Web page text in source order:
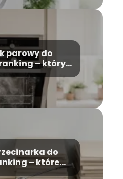
parowy do
– który
wybrać?
do
– które
kupić?